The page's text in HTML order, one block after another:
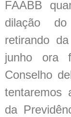
FAABB
dilação
retirando
junho ora
Conselho
tentaremos
da